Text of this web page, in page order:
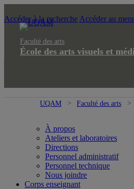
Accéder à la recherche Accéder au
Faculté des arts
École des arts visuels et
UQAM Faculté des arts
À propos
Ateliers et laboratoires
Directions
Personnel administratif
Personnel technique
Nous joindre
Corps enseignant